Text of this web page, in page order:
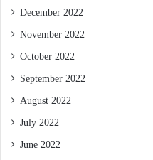
December 2022
November 2022
October 2022
September 2022
August 2022
July 2022
June 2022